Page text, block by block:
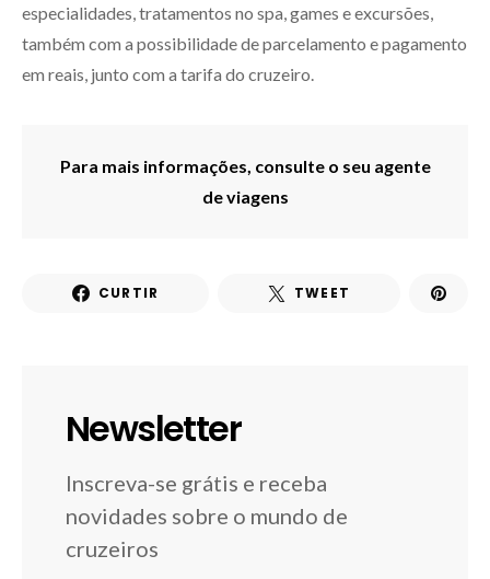
especialidades, tratamentos no spa, games e excursões,
também com a possibilidade de parcelamento e pagamento
em reais, junto com a tarifa do cruzeiro.
Para mais informações, consulte o seu agente
de viagens
CURTIR TWEET
Newsletter
Inscreva-se grátis e receba
novidades sobre o mundo de
cruzeiros